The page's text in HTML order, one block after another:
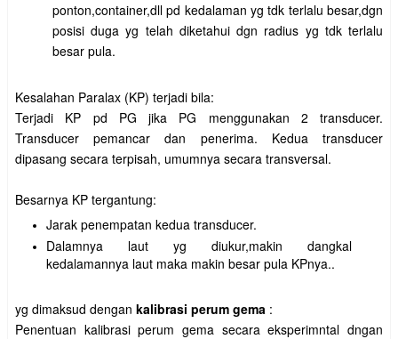
ponton,container,dll pd kedalaman yg tdk terlalu besar,dgn
posisi duga yg telah diketahui dgn radius yg tdk terlalu
besar pula.
Kesalahan Paralax (KP) terjadi bila:
Terjadi KP pd PG jika PG menggunakan 2 transducer.
Transducer pemancar dan penerima. Kedua transducer
dipasang secara terpisah, umumnya secara transversal.
Besarnya KP tergantung:
Jarak penempatan kedua transducer.
Dalamnya laut yg diukur,makin dangkal
kedalamannya laut maka makin besar pula KPnya..
yg dimaksud dengan kalibrasi perum gema :
Penentuan kalibrasi perum gema secara eksperimntal dngan